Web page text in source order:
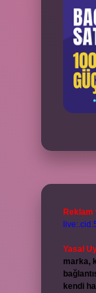
Reklam
Yasal
marka,
kendi